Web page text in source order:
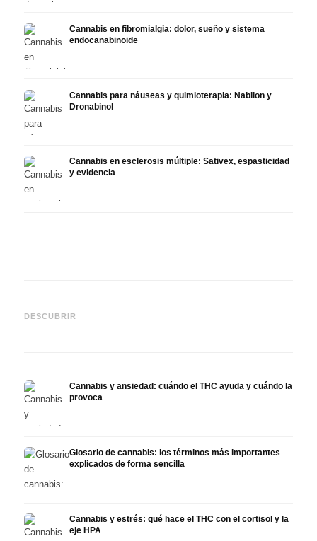
Cannabis en fibromialgia: dolor, sueño y sistema
endocanabinoide
Cannabis para náuseas y quimioterapia: Nabilon y
Dronabinol
Cannabis en esclerosis múltiple: Sativex, espasticidad
y evidencia
DESCUBRIR
Epidiolex y el estado actual
Cannabis y ansiedad: cuándo el THC ayuda y cuándo la
provoca
Glosario de cannabis: los términos más importantes
explicados de forma sencilla
Cannabis y estrés: qué hace el THC con el cortisol y la
eje HPA